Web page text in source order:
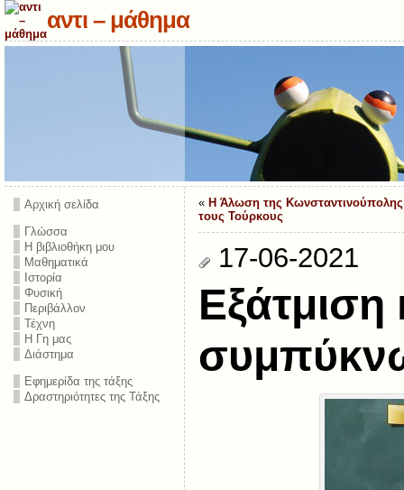
αντι – μάθημα
Αρχική σελίδα
Γλώσσα
Η βιβλιοθήκη μου
Μαθηματικά
Ιστορία
Φυσική
Περιβάλλον
Τέχνη
Η Γη μας
Διάστημα
Εφημερίδα της τάξης
Δραστηριότητες της Τάξης
« Η Άλωση της
τους Τούρκους
17-06-2021
Εξάτμιση